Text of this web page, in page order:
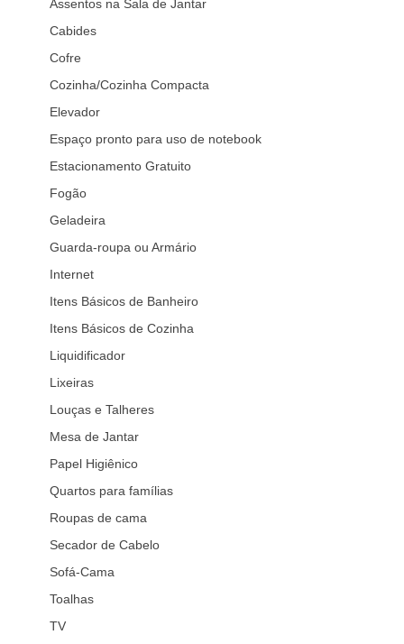
Assentos na Sala de Jantar
Cabides
Cofre
Cozinha/Cozinha Compacta
Elevador
Espaço pronto para uso de notebook
Estacionamento Gratuito
Fogão
Geladeira
Guarda-roupa ou Armário
Internet
Itens Básicos de Banheiro
Itens Básicos de Cozinha
Liquidificador
Lixeiras
Louças e Talheres
Mesa de Jantar
Papel Higiênico
Quartos para famílias
Roupas de cama
Secador de Cabelo
Sofá-Cama
Toalhas
TV